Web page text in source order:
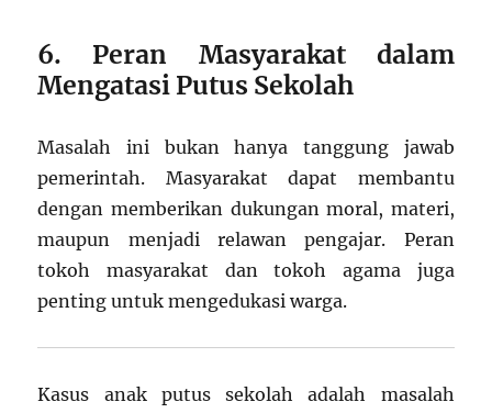
6. Peran Masyarakat dalam
Mengatasi Putus Sekolah
Masalah ini bukan hanya tanggung jawab
pemerintah. Masyarakat dapat membantu
dengan memberikan dukungan moral, materi,
maupun menjadi relawan pengajar. Peran
tokoh masyarakat dan tokoh agama juga
penting untuk mengedukasi warga.
Kasus anak putus sekolah adalah masalah